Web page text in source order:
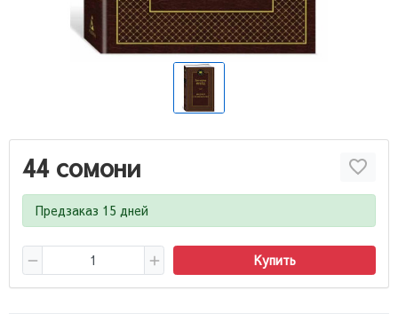
44 сомони
Предзаказ 15 дней
Купить